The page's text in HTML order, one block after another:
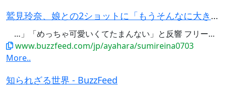
鷲見玲奈、娘との2ショットに「もうそんなに大きく…」「めっちゃ可愛いくてたまんない」と反響
…」「めっちゃ可愛いくてたまんない」と反響 フリーアナウン
www.buzzfeed.com/jp/ayahara/sumireina0703
More..
知られざる世界 - BuzzFeed